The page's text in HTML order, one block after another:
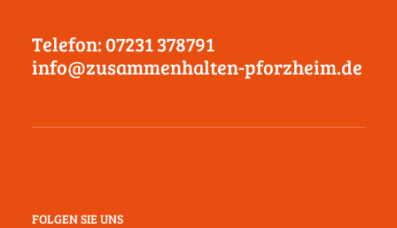
Telefon: 07231 378791
info@zusammenhalten-pforzheim.de
FOLGEN SIE UNS